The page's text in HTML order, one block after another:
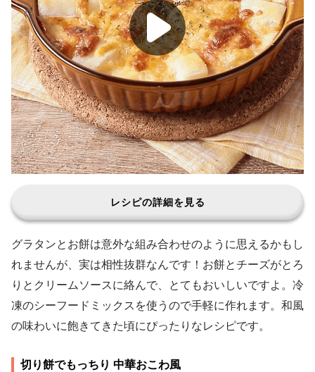
レシピの詳細を見る
グラタンとお餅は意外な組み合わせのように思えるかもし
れませんが、実は相性抜群なんです！お餅とチーズがとろ
りとクリームソースに絡んで、とてもおいしいですよ。冷
凍のシーフードミックスを使うので手軽に作れます。和風
の味わいに飽きてきた頃にぴったりなレシピです。
切り餅でもっちり 中華おこわ風